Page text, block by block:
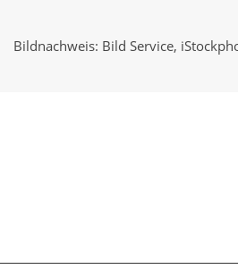
Bildnachweis: Bild Service,